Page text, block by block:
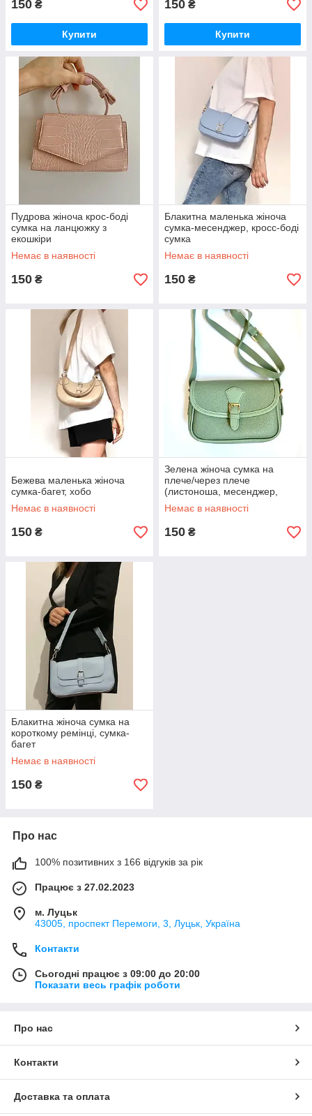
150 ₴
Купити
150 ₴
Купити
Пудрова жіноча крос-боді
сумка на ланцюжку з
екошкіри
Немає в наявності
150 ₴
Блакитна маленька жіноча
сумка-месенджер, кросс-боді
сумка
Немає в наявності
150 ₴
Бежева маленька жіноча
сумка-багет, хобо
Немає в наявності
150 ₴
Зелена жіноча сумка на
плече/через плече
(листоноша, месенджер,
крос-боді, седл) з екошкіри
Немає в наявності
150 ₴
Блакитна жіноча сумка на
короткому ремінці, сумка-
багет
Немає в наявності
150 ₴
Про нас
100% позитивних з 166 відгуків за рік
Працює з 27.02.2023
м. Луцьк
43005, проспект Перемоги, 3, Луцьк, Україна
Контакти
Сьогодні працює з 09:00 до 20:00
Показати весь графік роботи
Про нас
Контакти
Доставка та оплата